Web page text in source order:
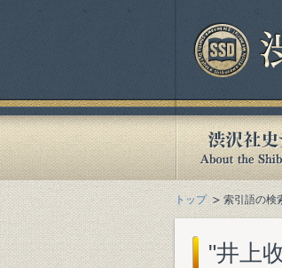
トップ 索引語の検
"井上